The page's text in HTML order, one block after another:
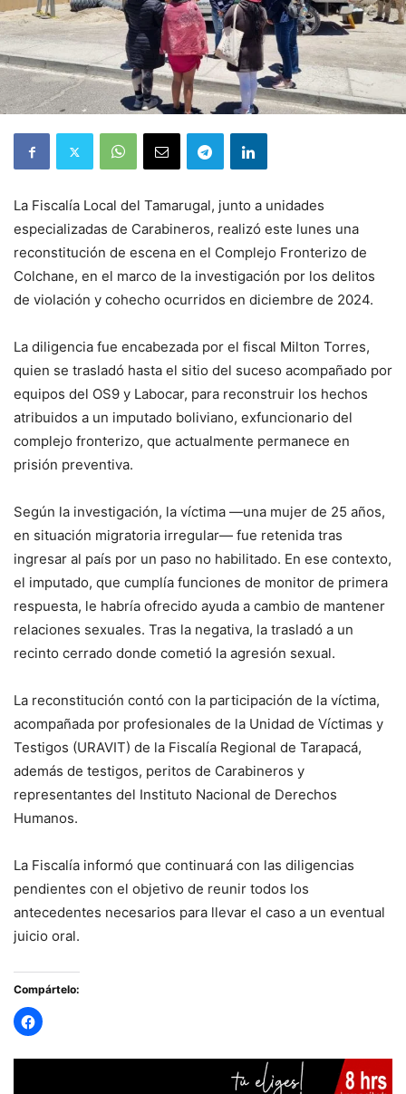
La Fiscalía Local del Tamarugal, junto a unidades
especializadas de Carabineros, realizó este lunes una
reconstitución de escena en el Complejo Fronterizo de
Colchane, en el marco de la investigación por los delitos
de violación y cohecho ocurridos en diciembre de 2024.
La diligencia fue encabezada por el fiscal Milton Torres,
quien se trasladó hasta el sitio del suceso acompañado por
equipos del OS9 y Labocar, para reconstruir los hechos
atribuidos a un imputado boliviano, exfuncionario del
complejo fronterizo, que actualmente permanece en
prisión preventiva.
Según la investigación, la víctima —una mujer de 25 años,
en situación migratoria irregular— fue retenida tras
ingresar al país por un paso no habilitado. En ese contexto,
el imputado, que cumplía funciones de monitor de primera
respuesta, le habría ofrecido ayuda a cambio de mantener
relaciones sexuales. Tras la negativa, la trasladó a un
recinto cerrado donde cometió la agresión sexual.
La reconstitución contó con la participación de la víctima,
acompañada por profesionales de la Unidad de Víctimas y
Testigos (URAVIT) de la Fiscalía Regional de Tarapacá,
además de testigos, peritos de Carabineros y
representantes del Instituto Nacional de Derechos
Humanos.
La Fiscalía informó que continuará con las diligencias
pendientes con el objetivo de reunir todos los
antecedentes necesarios para llevar el caso a un eventual
juicio oral.
Compártelo: